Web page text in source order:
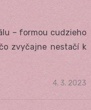
– formou cudzieho
zvyčajne nestačí k
Posted
4. 3. 2023